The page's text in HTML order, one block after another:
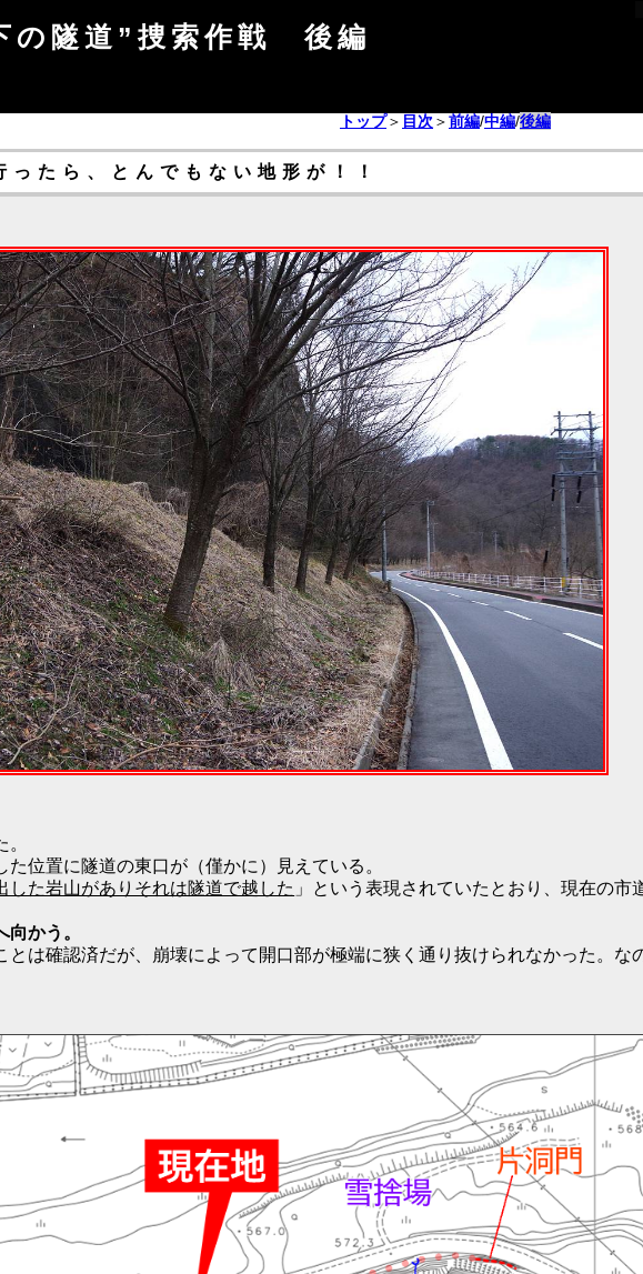
の隧道”捜索作戦 後編
トップ＞ 目次 ＞前編/中編/後編
たら、とんでもない地形が！！
位置に隧道の東口が（僅かに）見えている。
した岩山がありそれは隧道で越した 」という表現されていたとおり、現在の市
かう。
とは確認済だが、崩壊によって開口部が極端に狭く通り抜けられなかった。な